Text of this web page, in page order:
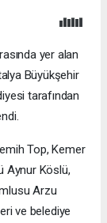
yer alan
Büyükşehir
tarafından
Top, Kemer
Aynur Köslü,
Arzu
ve belediye